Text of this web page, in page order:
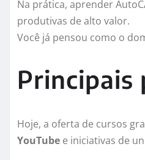
Na prática, aprender
produtivas de alto valor.
Você já pensou como o
Principais
Hoje, a oferta de cursos
YouTube e iniciativas de